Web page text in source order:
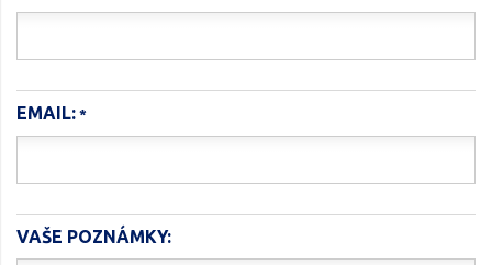
EMAIL:
VAŠE POZNÁMKY: